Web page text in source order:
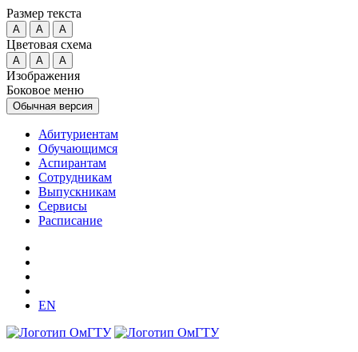
Размер текста
A A A
Цветовая схема
A A A
Изображения
Боковое меню
Обычная версия
Абитуриентам
Обучающимся
Аспирантам
Сотрудникам
Выпускникам
Сервисы
Расписание
EN